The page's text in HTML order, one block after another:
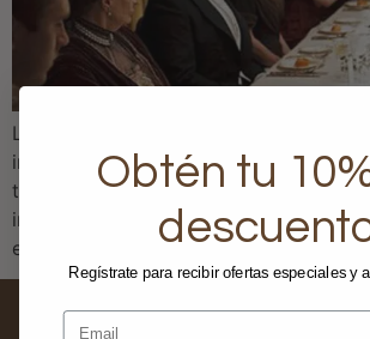
La asignación de asientos en la mesa
importante en la organización de una
también para una velada con amigos,
invitados es la mejor manera de
el pie derecho.
Obtén tu
Regístrate para recibir ofertas especiales y
Email